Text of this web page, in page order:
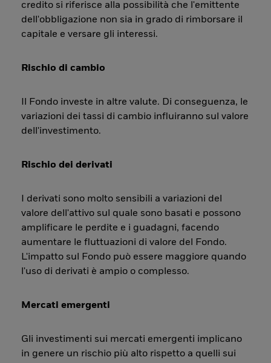
credito si riferisce alla possibilità che l'emittente
dell'obbligazione non sia in grado di rimborsare il
capitale e versare gli interessi.
Rischio di cambio
Il Fondo investe in altre valute. Di conseguenza, le
variazioni dei tassi di cambio influiranno sul valore
dell'investimento.
Rischio dei derivati
I derivati sono molto sensibili a variazioni del
valore dell'attivo sul quale sono basati e possono
amplificare le perdite e i guadagni, facendo
aumentare le fluttuazioni di valore del Fondo.
L'impatto sul Fondo può essere maggiore quando
l'uso di derivati è ampio o complesso.
Mercati emergenti
Gli investimenti sui mercati emergenti implicano
in genere un rischio più alto rispetto a quelli sui